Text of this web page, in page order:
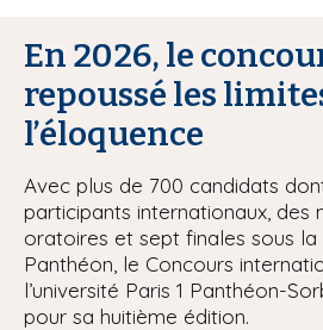
En 2026, le
repoussé les
l’éloquence
Avec plus de 700 candidats
participants internationaux, des
oratoires et sept finales sous
Panthéon, le Concours
l’université Paris 1 Panthéon-
pour sa huitième édition.